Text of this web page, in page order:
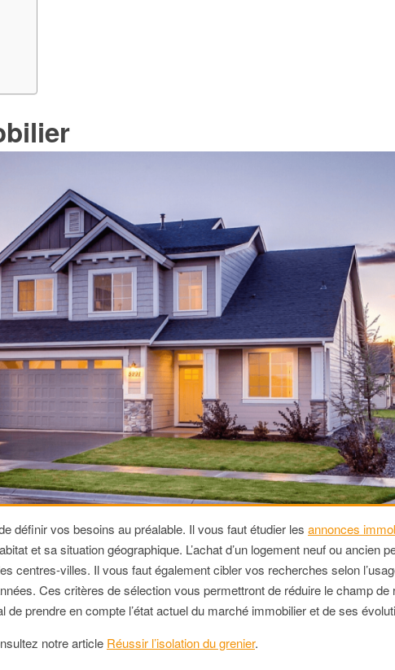
définir vos besoins au préalable. Il vous faut étudier les annonces
et sa situation géographique. L’achat d’un logement neuf ou ancien
centres-villes. Il vous faut également cibler vos recherches selon
Ces critères de sélection vous permettront de réduire le champ
prendre en compte l’état actuel du marché immobilier et de ses
notre article Réussir l’isolation du grenier.